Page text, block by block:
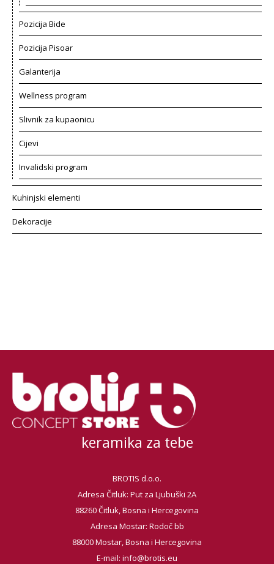
Pozicija Bide
Pozicija Pisoar
Galanterija
Wellness program
Slivnik za kupaonicu
Cijevi
Invalidski program
Kuhinjski elementi
Dekoracije
keramika za tebe
BROTIS d.o.o.
Adresa Čitluk: Put za Ljubuški 2A
88260 Čitluk, Bosna i Hercegovina
Adresa Mostar: Rodoč bb
88000 Mostar, Bosna i Hercegovina
E-mail: info@brotis.eu